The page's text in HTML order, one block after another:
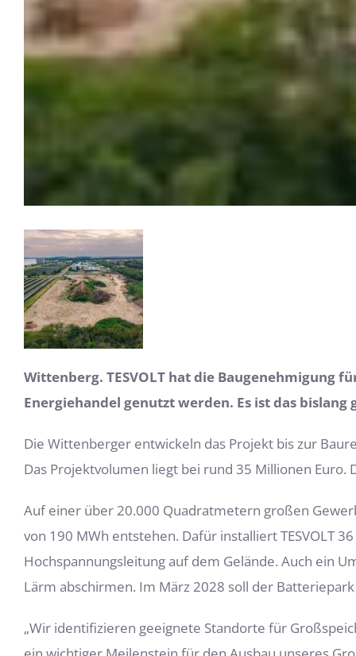
Wittenberg. TESVOLT hat die Baugenehmigung
Energiehandel genutzt werden. Es istdas bislang
Die Wittenberger entwickeln das Projekt bis zur
Das Projektvolumen liegt bei rund 35 Millionen
Auf einer über 20.000 Quadratmetern großen
von 190 MWh entstehen. Dafür installiert TESVOLT
Hochspannungsleitung auf dem Gelände. Auch ein
Lärm abschirmen. Im März 2028 soll der
„Wir identifizieren geeignete Standorte für